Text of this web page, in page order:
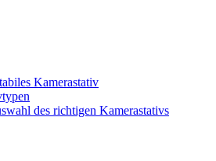
Kamerastativ
des richtigen Kamerastativs